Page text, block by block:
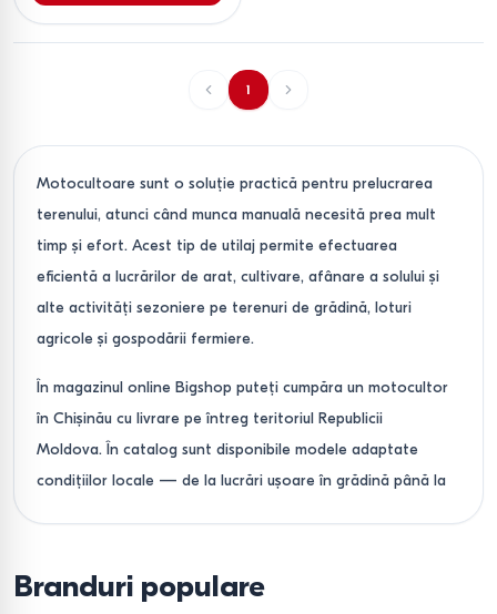
1
Motocultoare sunt o soluție practică pentru prelucrarea
terenului, atunci când munca manuală necesită prea mult
timp și efort. Acest tip de utilaj permite efectuarea
eficientă a lucrărilor de arat, cultivare, afânare a solului și
alte activități sezoniere pe terenuri de grădină, loturi
agricole și gospodării fermiere.
În magazinul online Bigshop puteți cumpăra un motocultor
în Chișinău cu livrare pe întreg teritoriul Republicii
Moldova. În catalog sunt disponibile modele adaptate
condițiilor locale — de la lucrări ușoare în grădină până la
potrivit pentru condițiile din
Branduri populare